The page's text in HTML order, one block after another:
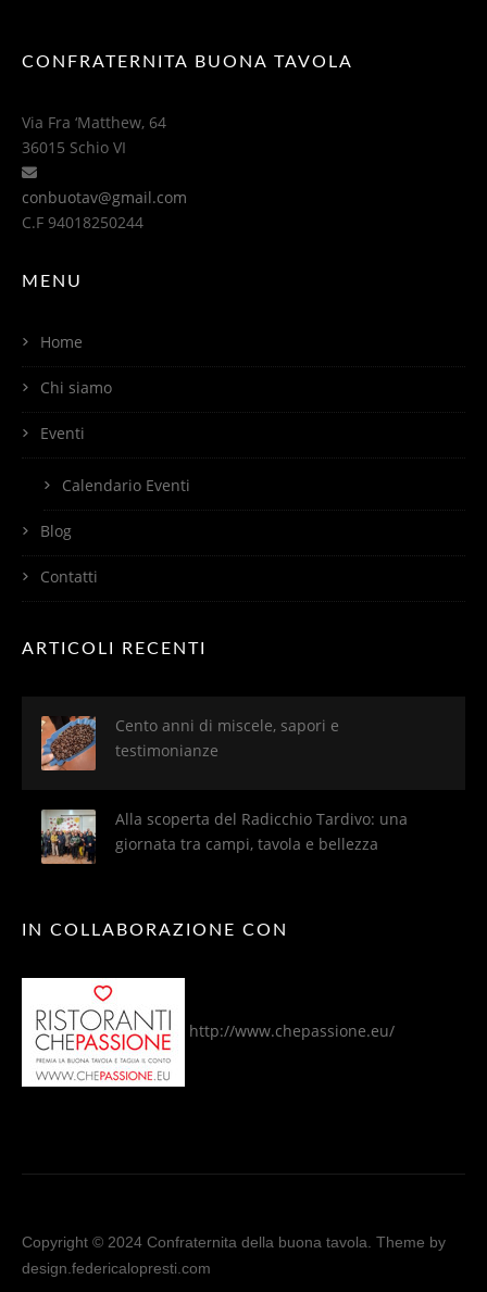
CONFRATERNITA BUONA TAVOLA
Via Fra ‘Matthew, 64
36015 Schio VI
conbuotav@gmail.com
C.F 94018250244
MENU
Home
Chi siamo
Eventi
Calendario Eventi
Blog
Contatti
ARTICOLI RECENTI
Cento anni di miscele, sapori e
testimonianze
Alla scoperta del Radicchio Tardivo: una
giornata tra campi, tavola e bellezza
IN COLLABORAZIONE CON
http://www.chepassione.eu/